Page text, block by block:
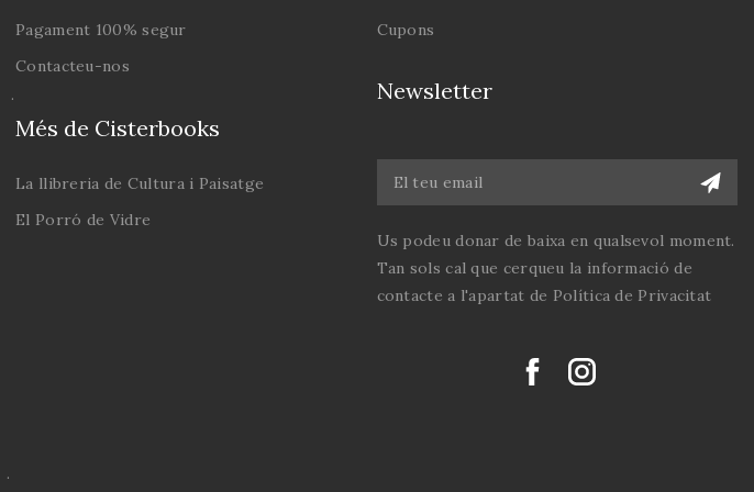
Aquest àlbum, il·lustrat
d’Oller i del seu àmbit
de les seves obres i de les
primeres edicions,
documents de treball, la
crítica periodística... La
Pagament 100% segur
Contacteu-nos
Més de Cisterbooks
La llibreria de Cultura i Paisatge
El Porró de Vidre
Cupons
Newsletter
Us podeu donar de baixa en qualsevol moment.
Tan sols cal que cerqueu la informació de
contacte a l'apartat de Política de Privacitat